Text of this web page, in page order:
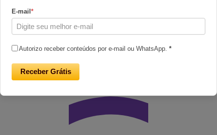
Redes Sociais
Acompanhe nosso conteúdo nas Redes Sociais.
E-mail *
Autorizo receber conteúdos por e-mail ou WhatsApp. *
Receber Grátis